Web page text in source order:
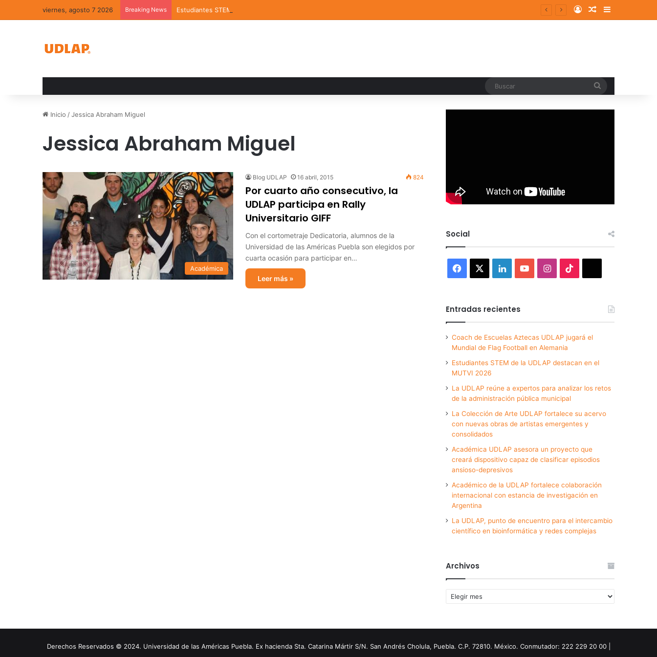
viernes, agosto 7 2026 Breaking News Estudiantes STEM de la UDLAP destacan en el MUTVI 2026 Log InRandom Article
Sidebar
Inicio /Jessica Abraham Miguel
Jessica Abraham Miguel
Académica
Blog UDLAP 16 abril, 2015 824
Por cuarto año consecutivo, la
UDLAP participa en Rally
Universitario GIFF
Con el cortometraje Dedicatoria, alumnos de la
Universidad de las Américas Puebla son elegidos por
cuarta ocasión para participar en…
Leer más »
Social
Facebook LinkedInYouTubeInstagram
Entradas recientes
Coach de Escuelas Aztecas UDLAP jugará el
Mundial de Flag Football en Alemania
Estudiantes STEM de la UDLAP destacan en el
MUTVI 2026
La UDLAP reúne a expertos para analizar los retos
de la administración pública municipal
La Colección de Arte UDLAP fortalece su acervo
con nuevas obras de artistas emergentes y
consolidados
Académica UDLAP asesora un proyecto que
creará dispositivo capaz de clasificar episodios
ansioso-depresivos
Académico de la UDLAP fortalece colaboración
internacional con estancia de investigación en
Argentina
La UDLAP, punto de encuentro para el intercambio
científico en bioinformática y redes complejas
Archivos
Archivos
Derechos Reservados © 2024. Universidad de las Américas Puebla. Ex hacienda Sta. Catarina Mártir S/N. San Andrés Cholula, Puebla. C.P. 72810. México. Conmutador: 222 229 20 00 |